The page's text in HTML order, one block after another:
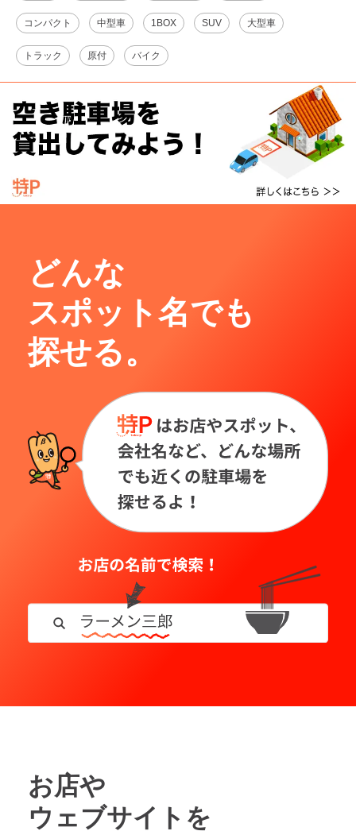
コンパクト 中型車 1BOX SUV 大型車
トラック 原付 バイク
どんな
スポット名でも
探せる。
お店や
ウェブサイトを